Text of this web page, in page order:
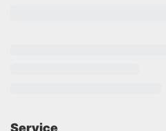
Service